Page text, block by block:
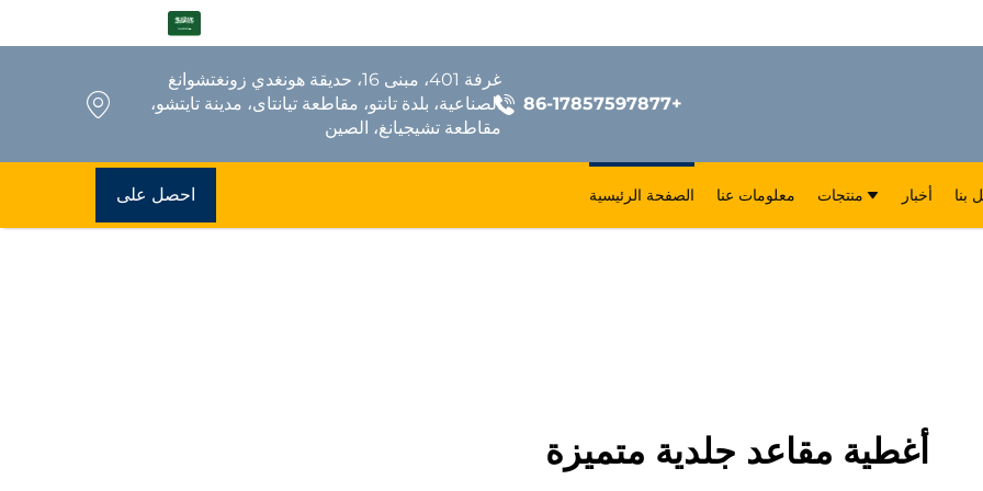
+86-17857597877
غرفة 401، مبنى 16، حديقة هونغدي زونغتشوانغ
الصناعية، بلدة تانتو، مقاطعة تيانتاى، مدينة تايتشو،
مقاطعة تشيجيانغ، الصين
الصفحة الرئيسية معلومات عنا منتجات أخبار بنا احصل على
أغطية مقاعد جلدية متميزة